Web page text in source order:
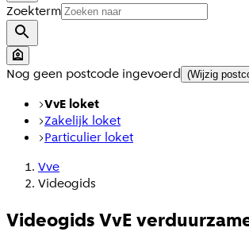
Zoekterm
Nog geen postcode ingevoerd (Wijzig
VvE loket
Zakelijk loket
Particulier loket
Vve
Videogids
Videogids VvE